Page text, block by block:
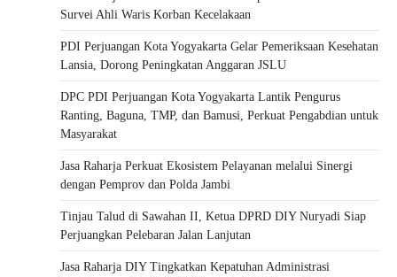
Survei Ahli Waris Korban Kecelakaan
PDI Perjuangan Kota Yogyakarta Gelar Pemeriksaan Kesehatan
Lansia, Dorong Peningkatan Anggaran JSLU
DPC PDI Perjuangan Kota Yogyakarta Lantik Pengurus
Ranting, Baguna, TMP, dan Bamusi, Perkuat Pengabdian untuk
Masyarakat
Jasa Raharja Perkuat Ekosistem Pelayanan melalui Sinergi
dengan Pemprov dan Polda Jambi
Tinjau Talud di Sawahan II, Ketua DPRD DIY Nuryadi Siap
Perjuangkan Pelebaran Jalan Lanjutan
Jasa Raharja DIY Tingkatkan Kepatuhan Administrasi